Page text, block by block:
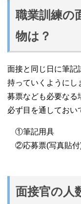
職業訓練の
物は？
面接と同じ日に筆記
持っていくようにし
募票なども必要なる
必ず目を通しておい
①筆記用具
②応募票(写真貼付
面接官の人